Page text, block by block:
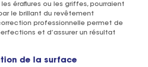
éraflures ou les griffes, pourraient
le brillant du revêtement
professionnelle permet de
et d’assurer un résultat
de la surface